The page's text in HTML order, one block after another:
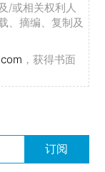
/或相关权利人
、摘编、复制及
，获得书面
订阅